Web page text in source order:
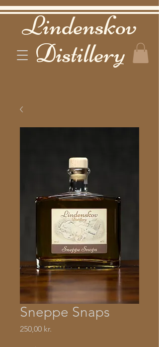
Lindenskov
Distillery
Sneppe Snaps
250,00 kr.